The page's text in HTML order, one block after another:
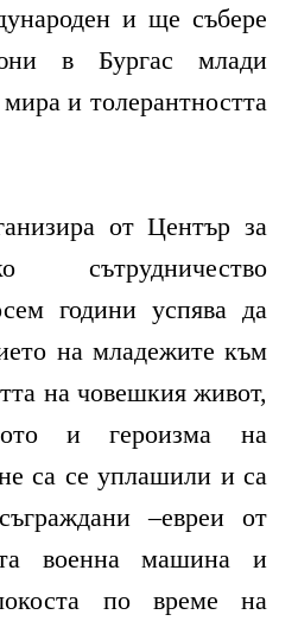
и ще събере
в Бургас млади
и толерантността
от Център за
сътрудничество
години успява да
на младежите към
на човешкия живот,
и героизма на
са се уплашили и са
–евреи от
военна машина и
по време на